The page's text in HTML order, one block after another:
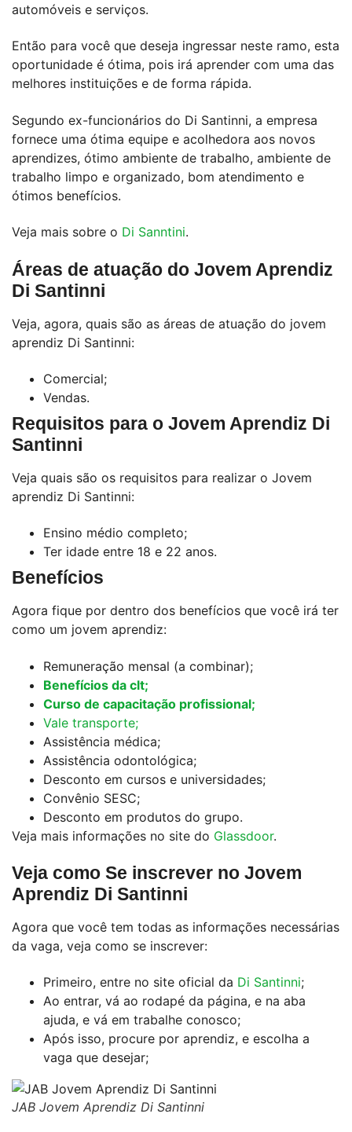
automóveis e serviços.
Então para você que deseja ingressar neste ramo, esta
oportunidade é ótima, pois irá aprender com uma das
melhores instituições e de forma rápida.
Segundo ex-funcionários do Di Santinni, a empresa
fornece uma ótima equipe e acolhedora aos novos
aprendizes, ótimo ambiente de trabalho, ambiente de
trabalho limpo e organizado, bom atendimento e
ótimos benefícios.
Veja mais sobre o Di Sanntini.
Áreas de atuação do Jovem Aprendiz
Di Santinni
Veja, agora, quais são as áreas de atuação do jovem
aprendiz Di Santinni:
Comercial;
Vendas.
Requisitos para o Jovem Aprendiz Di
Santinni
Veja quais são os requisitos para realizar o Jovem
aprendiz Di Santinni:
Ensino médio completo;
Ter idade entre 18 e 22 anos.
Benefícios
Agora fique por dentro dos benefícios que você irá ter
como um jovem aprendiz:
Remuneração mensal (a combinar);
Benefícios da clt;
Curso de capacitação profissional;
Vale transporte;
Assistência médica;
Assistência odontológica;
Desconto em cursos e universidades;
Convênio SESC;
Desconto em produtos do grupo.
Veja mais informações no site do Glassdoor.
Veja como Se inscrever no Jovem
Aprendiz Di Santinni
Agora que você tem todas as informações necessárias
da vaga, veja como se inscrever:
Primeiro, entre no site oficial da Di Santinni;
Ao entrar, vá ao rodapé da página, e na aba
ajuda, e vá em trabalhe conosco;
Após isso, procure por aprendiz, e escolha a
vaga que desejar;
JAB Jovem Aprendiz Di Santinni